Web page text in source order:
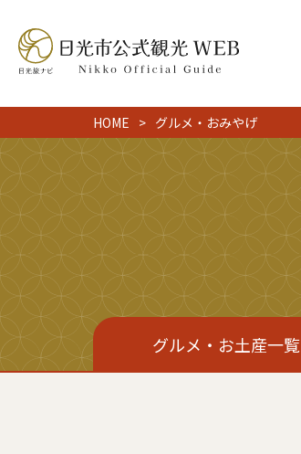
HOME グルメ・おみやげ
グルメ・お土産一覧